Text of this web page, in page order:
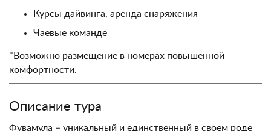
Курсы дайвинга, аренда снаряжения
Чаевые команде
*Возможно размещение в номерах повышенной
комфортности.
Описание тура
Фувамула – уникальный и единственный в своем роде